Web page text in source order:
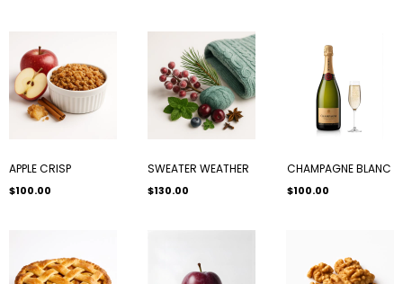
APPLE CRISP
$100.00
SWEATER WEATHER
$130.00
CHAMPAGNE BLANC
$100.00